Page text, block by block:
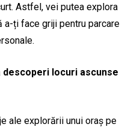
Astfel, vei putea explora
a-ți face griji pentru parcare
locuri ascunse
ale explorării unui oraș pe